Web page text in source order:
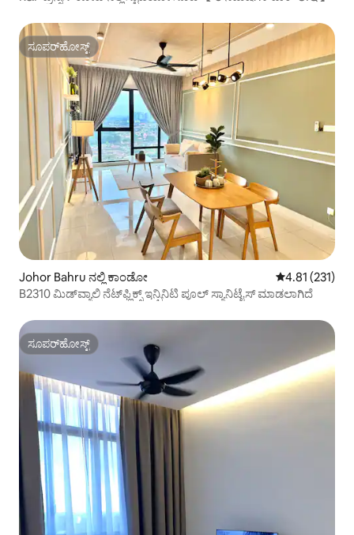
ಸೂಪರ್‌ಹೋಸ್ಟ್
ಸೂಪರ್‌ಹೋಸ್ಟ್
Johor Bahru ನಲ್ಲಿ ಕಾಂಡೋ 5 ರಲ್ಲಿ 4.81
4.81 (231)
B2310 ಮಿಡ್‌ವ್ಯಾಲಿ ನೆಟ್‌ಫ್ಲಿಕ್ಸ್ ಇನ್ಫಿನಿಟಿ ಪೂಲ್ ಸ್ಯಾನಿಟೈಸ್ ಮಾಡಲಾಗಿದೆ
ಸೂಪರ್‌ಹೋಸ್ಟ್
ಸೂಪರ್‌ಹೋಸ್ಟ್